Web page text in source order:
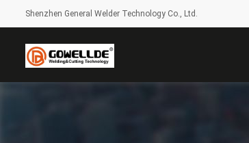
Shenzhen General Welder Technology Co., Ltd.